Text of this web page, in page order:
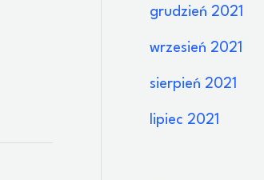
grudzień 2021
wrzesień 2021
sierpień 2021
lipiec 2021